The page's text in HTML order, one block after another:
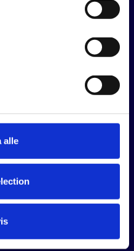
alle
digitale
våre kunder. Gture leverer
i Gture?